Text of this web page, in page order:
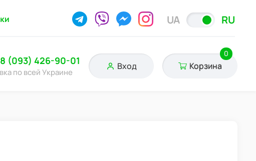
UA RU
(093) 426-90-01
по всей Украине
Вход Корзина
0